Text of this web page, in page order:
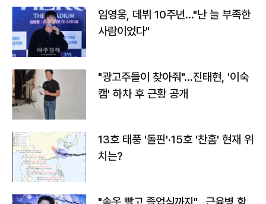
임영웅, 데뷔 10주년…"난 늘 부족한
사람이었다"
"광고주들이 찾아줘"…진태현, '이숙
캠' 하차 후 근황 공개
13호 태풍 '돌핀'·15호 '찬홈' 현재 위
치는?